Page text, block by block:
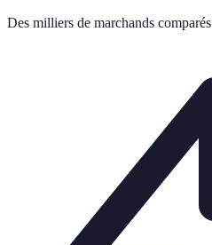
Des milliers de marchands comparés